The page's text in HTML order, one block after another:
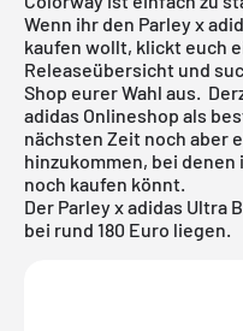
Wenn ihr den Parley x
kaufen wollt, klickt euch
Releaseübersicht und
Shop eurer Wahl aus.
adidas Onlineshop als
nächsten Zeit noch aber
hinzukommen, bei denen
noch kaufen könnt.
Der Parley x adidas
bei rund 180 Euro liegen.